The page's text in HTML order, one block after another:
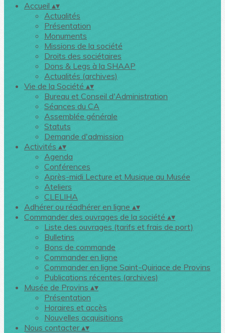
Accueil ▴▾
Actualités
Présentation
Monuments
Missions de la société
Droits des sociétaires
Dons & Legs à la SHAAP
Actualités (archives)
Vie de la Société ▴▾
Bureau et Conseil d'Administration
Séances du CA
Assemblée générale
Statuts
Demande d'admission
Activités ▴▾
Agenda
Conférences
Après-midi Lecture et Musique au Musée
Ateliers
CLELIHA
Adhérer ou réadhérer en ligne ▴▾
Commander des ouvrages de la société ▴▾
Liste des ouvrages (tarifs et frais de port)
Bulletins
Bons de commande
Commander en ligne
Commander en ligne Saint-Quiriace de Provins
Publications récentes (archives)
Musée de Provins ▴▾
Présentation
Horaires et accès
Nouvelles acquisitions
Nous contacter▴▾